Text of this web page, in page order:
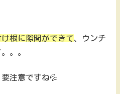
根に隙間ができて、ウンチ
。。
注意ですね💦